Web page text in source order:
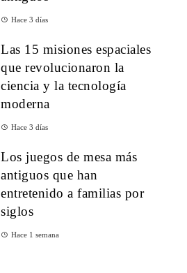
Hace 3 días
Las 15 misiones espaciales
que revolucionaron la
ciencia y la tecnología
moderna
Hace 3 días
Los juegos de mesa más
antiguos que han
entretenido a familias por
siglos
Hace 1 semana